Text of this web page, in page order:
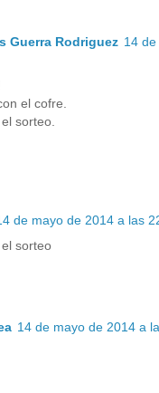
Guerra Rodriguez 14
el cofre.
sorteo.
de mayo de 2014 a las
sorteo
14 de mayo de 2014 a